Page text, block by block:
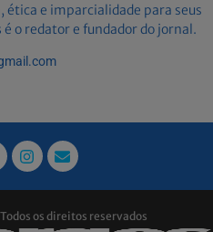
e imparcialidade para seus
é o redator e fundador do jornal.
os direitos reservados